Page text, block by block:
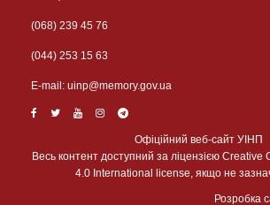
(068) 239 45 76
(044) 253 15 63
Е-mail: uinp@memory.gov.ua
Офіційний веб-сайт УІНП
Весь контент доступний за ліцензією Creative
4.0 International license, якщо не
Розробка